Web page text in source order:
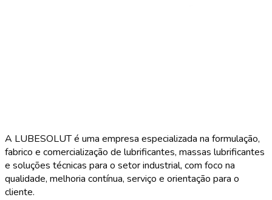
A LUBESOLUT é uma empresa especializada na formulação,
fabrico e comercialização de lubrificantes, massas lubrificantes
e soluções técnicas para o setor industrial, com foco na
qualidade, melhoria contínua, serviço e orientação para o
cliente.